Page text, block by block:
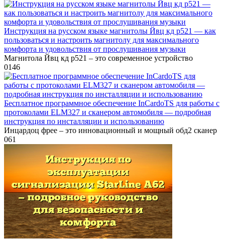
Инструкция на русском языке магнитолы Йвц кд р521 — как
пользоваться и настроить магнитолу для максимального
комфорта и удовольствия от прослушивания музыки
Магнитола Йвц кд р521 – это современное устройство
0146
Бесплатное программное обеспечение InCardoTS для работы с
протоколами ELM327 и сканером автомобиля — подробная
инструкция по инсталляции и использованию
Инцардоц фрее – это инновационный и мощный обд2 сканер
061